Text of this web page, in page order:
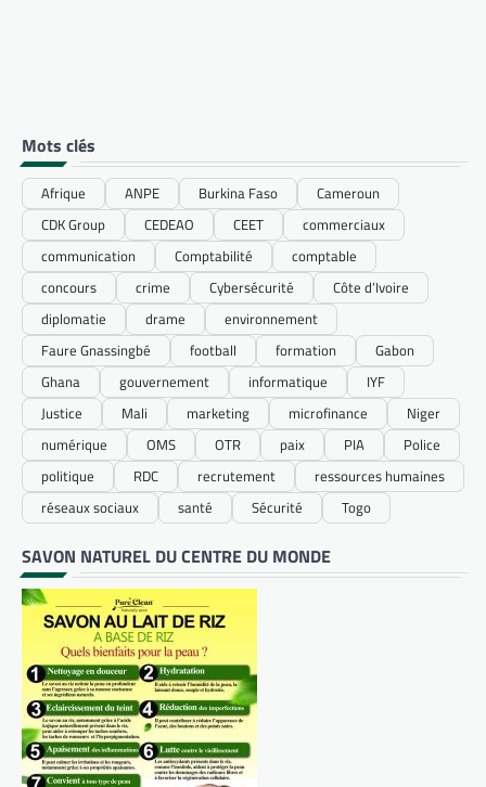
Mots clés
Afrique ANPE Burkina Faso
Cameroun
CDK Group
CEDEAO CEET
commerciaux
communication
Comptabilité
comptable
concours
crime Cybersécurité
Côte d’Ivoire
diplomatie
drame
environnement
Faure Gnassingbé
football formation
Gabon
Ghana
gouvernement informatique
IYF
Justice
Mali marketing microfinance
Niger
numérique
OMS OTR paix PIA
Police
politique
RDC recrutement
ressources humaines
réseaux sociaux
santé Sécurité Togo
SAVON NATUREL DU CENTRE DU MONDE